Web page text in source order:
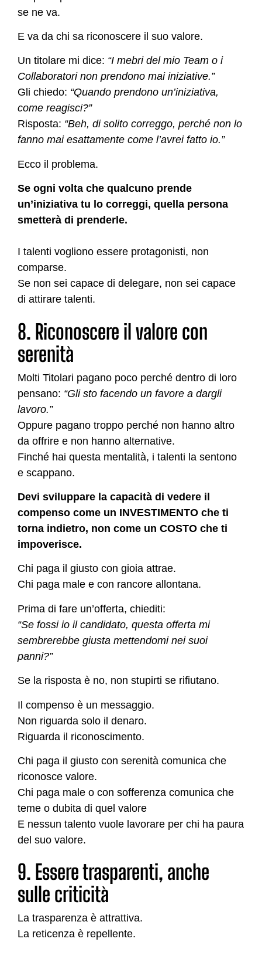
se ne va.
E va da chi sa riconoscere il suo valore.
Un titolare mi dice: “I mebri del mio Team o i
Collaboratori non prendono mai iniziative.”
Gli chiedo: “Quando prendono un’iniziativa,
come reagisci?”
Risposta: “Beh, di solito correggo, perché non lo
fanno mai esattamente come l’avrei fatto io.”
Ecco il problema.
Se ogni volta che qualcuno prende
un’iniziativa tu lo correggi, quella persona
smetterà di prenderle.
I talenti vogliono essere protagonisti, non
comparse.
Se non sei capace di delegare, non sei capace
di attirare talenti.
8. Riconoscere il valore con
serenità
Molti Titolari pagano poco perché dentro di loro
pensano: “Gli sto facendo un favore a dargli
lavoro.”
Oppure pagano troppo perché non hanno altro
da offrire e non hanno alternative.
Finché hai questa mentalità, i talenti la sentono
e scappano.
Devi sviluppare la capacità di vedere il
compenso come un INVESTIMENTO che ti
torna indietro, non come un COSTO che ti
impoverisce.
Chi paga il giusto con gioia attrae.
Chi paga male e con rancore allontana.
Prima di fare un’offerta, chiediti:
“Se fossi io il candidato, questa offerta mi
sembrerebbe giusta mettendomi nei suoi
panni?”
Se la risposta è no, non stupirti se rifiutano.
Il compenso è un messaggio.
Non riguarda solo il denaro.
Riguarda il riconoscimento.
Chi paga il giusto con serenità comunica che
riconosce valore.
Chi paga male o con sofferenza comunica che
teme o dubita di quel valore
E nessun talento vuole lavorare per chi ha paura
del suo valore.
9. Essere trasparenti, anche
sulle criticità
La trasparenza è attrattiva.
La reticenza è repellente.